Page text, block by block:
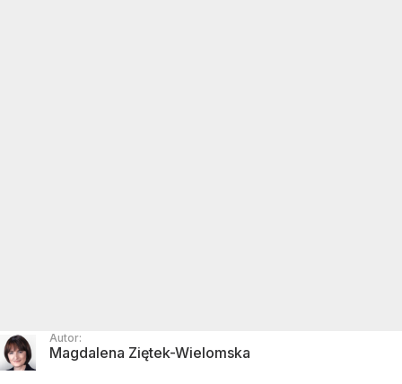
Autor:
Magdalena Ziętek-Wielomska